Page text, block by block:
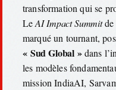
transformation qui se
LeAI Impact Summitde
marqué un tournant,
« Sud Global »dans
les modèles
mission IndiaAI,